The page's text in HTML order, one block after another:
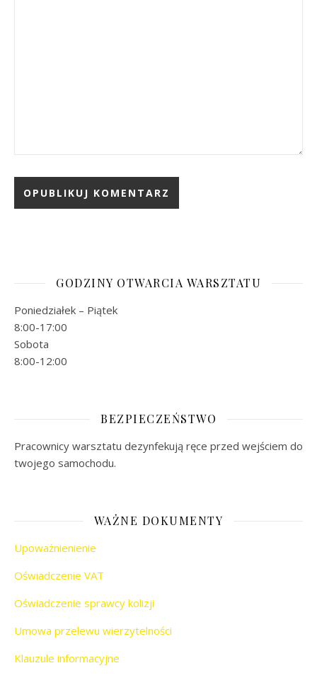
GODZINY OTWARCIA WARSZTATU
Poniedziałek – Piątek
8:00-17:00
Sobota
8:00-12:00
BEZPIECZEŃSTWO
Pracownicy warsztatu dezynfekują ręce przed wejściem do
twojego samochodu.
WAŻNE DOKUMENTY
Upoważnienienie
Oświadczenie VAT
Oświadczenie sprawcy kolizji
Umowa przelewu wierzytelności
Klauzule informacyjne